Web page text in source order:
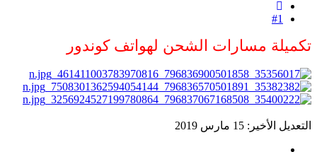
#1
تكميلة مسارات الشحن لهواتف كوندور
التعديل الأخير: 15 مارس 2019